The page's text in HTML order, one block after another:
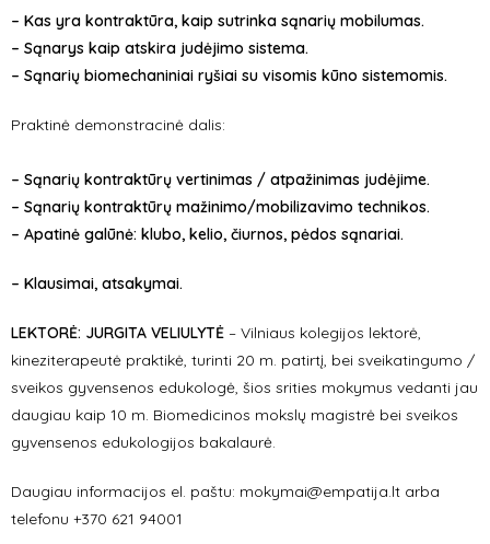
– Kas yra kontraktūra, kaip sutrinka sąnarių mobilumas.
– Sąnarys kaip atskira judėjimo sistema.
– Sąnarių biomechaniniai ryšiai su visomis kūno sistemomis.
Praktinė demonstracinė dalis:
– Sąnarių kontraktūrų vertinimas / atpažinimas judėjime.
– Sąnarių kontraktūrų mažinimo/mobilizavimo technikos.
– Apatinė galūnė: klubo, kelio, čiurnos, pėdos sąnariai.
– Klausimai, atsakymai.
LEKTORĖ: JURGITA VELIULYTĖ – Vilniaus kolegijos lektorė,
kineziterapeutė praktikė, turinti 20 m. patirtį, bei sveikatingumo /
sveikos gyvensenos edukologė, šios srities mokymus vedanti jau
daugiau kaip 10 m. Biomedicinos mokslų magistrė bei sveikos
gyvensenos edukologijos bakalaurė.
Daugiau informacijos el. paštu: mokymai@empatija.lt arba
telefonu +370 621 94001